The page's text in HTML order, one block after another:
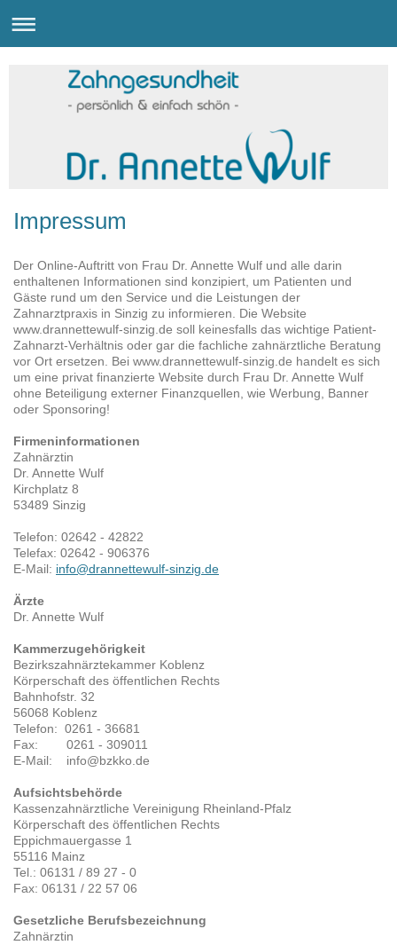
Impressum
Der Online-Auftritt von Frau Dr. Annette Wulf und alle darin
enthaltenen Informationen sind konzipiert, um Patienten und
Gäste rund um den Service und die Leistungen der
Zahnarztpraxis in Sinzig zu informieren. Die Website
www.drannettewulf-sinzig.de soll keinesfalls das wichtige Patient-
Zahnarzt-Verhältnis oder gar die fachliche zahnärztliche Beratung
vor Ort ersetzen. Bei www.drannettewulf-sinzig.de handelt es sich
um eine privat finanzierte Website durch Frau Dr. Annette Wulf
ohne Beteiligung externer Finanzquellen, wie Werbung, Banner
oder Sponsoring!
Firmeninformationen
Zahnärztin
Dr. Annette Wulf
Kirchplatz 8
53489 Sinzig
Telefon: 02642 - 42822
Telefax: 02642 - 906376
E-Mail: info@drannettewulf-sinzig.de
Ärzte
Dr. Annette Wulf
Kammerzugehörigkeit
Bezirkszahnärztekammer Koblenz
Körperschaft des öffentlichen Rechts
Bahnhofstr. 32
56068 Koblenz
Telefon: 0261 - 36681
Fax: 0261 - 309011
E-Mail: info@bzkko.de
Aufsichtsbehörde
Kassenzahnärztliche Vereinigung Rheinland-Pfalz
Körperschaft des öffentlichen Rechts
Eppichmauergasse 1
55116 Mainz
Tel.: 06131 / 89 27 - 0
Fax: 06131 / 22 57 06
Gesetzliche Berufsbezeichnung
Zahnärztin